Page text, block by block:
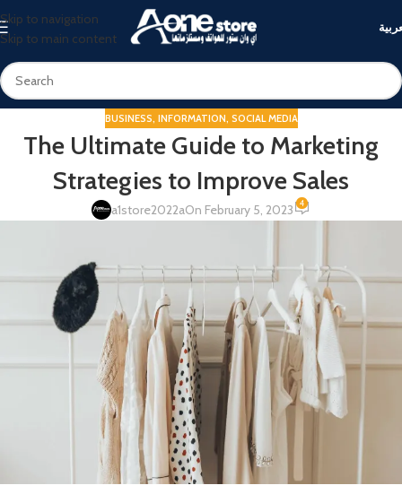
Skip to navigation
Skip to main content
BUSINESS, INFORMATION, SOCIAL MEDIA
The Ultimate Guide to Marketing
Strategies to Improve Sales
a1store2022aOn February 5, 2023 4